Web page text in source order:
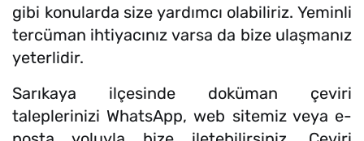
gibi konularda size yardımcı olabiliriz. Yeminli
tercüman ihtiyacınız varsa da bize ulaşmanız
yeterlidir.
Sarıkaya ilçesinde doküman çeviri
taleplerinizi WhatsApp, web sitemiz veya e-